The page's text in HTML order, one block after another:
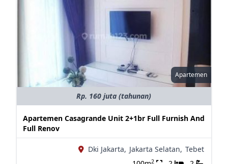
Apartemen
Rp. 160 juta (tahunan)
Apartemen Casagrande Unit 2+1br Full Furnish And
Full Renov
Dki Jakarta, Jakarta Selatan, Tebet
2